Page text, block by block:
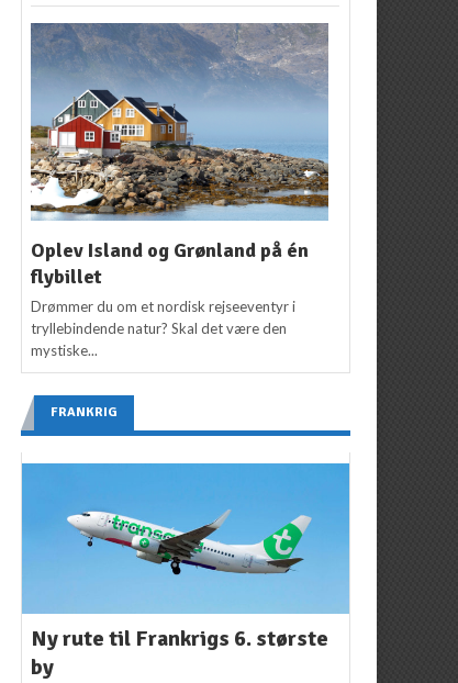
NYHEDER
Tusindvis af Black
Friday rejsetilbud
Redaktion
25. november
2016
NYHEDER
Ny SAS kampagne i
dag: 1 mio. flybilletter
på tilbud
2016
Oplev Island og Grønland på én
flybillet
Drømmer du om et nordisk rejseeventyr i
tryllebindende natur? Skal det være den
mystiske...
FRANKRIG
Ny rute til Frankrigs 6. største
by